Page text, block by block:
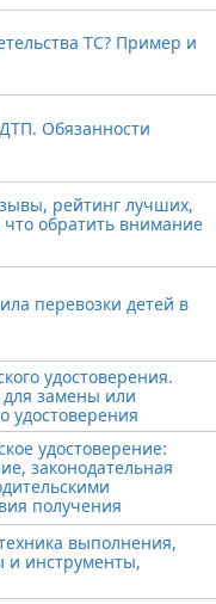
ТС? Пример и
Обязанности
рейтинг лучших,
что обратить внимание
перевозки детей в
удостоверения.
замены или
удостоверения
удостоверение:
законодательная
получения
выполнения,
и инструменты,